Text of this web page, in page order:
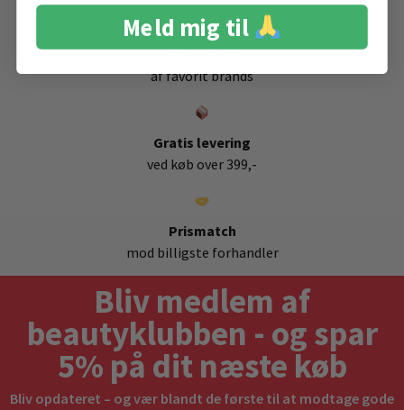
Stort udvalg
af favorit brands
Gratis levering
ved køb over 399,-
Prismatch
mod billigste forhandler
Bliv medlem af
beautyklubben - og spar
5% på dit næste køb
Bliv opdateret – og vær blandt de første til at modtage gode
Meld mig til